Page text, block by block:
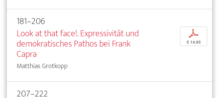
181–206
Look at that face!. Expressivität und
demokratisches Pathos bei Frank
Capra
Matthias Grotkopp
p
€ 14,95
207–222